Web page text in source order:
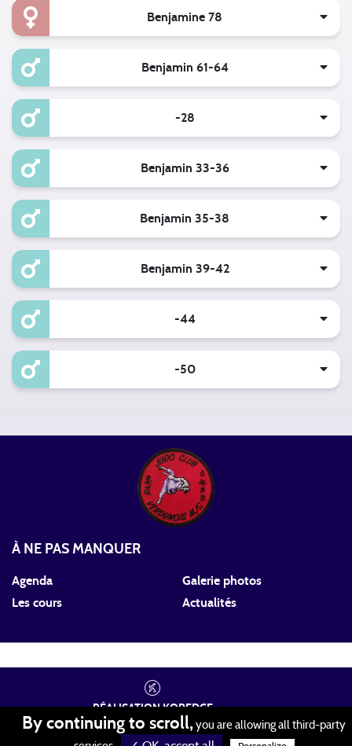
Benjamine 78
Benjamin 61-64
-28
Benjamin 33-36
Benjamin 35-38
Benjamin 39-42
-44
-50
À NE PAS MANQUER
Agenda
Les cours
Galerie photos
Actualités
RÉALISATIONKOREDGE
PROTECTION DES DONNÉES •
By continuing to scroll, you are allowing all third-party